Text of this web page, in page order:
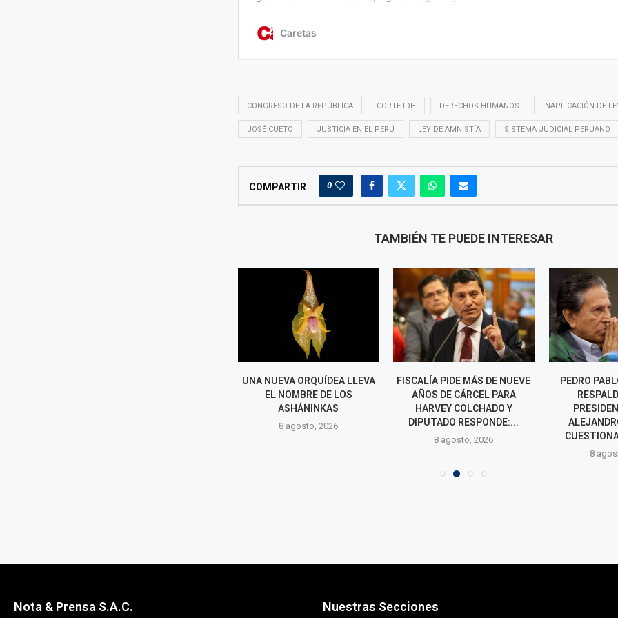
CONGRESO DE LA REPÚBLICA CORTE IDH DERECHOS HUMANOS INAPLICACIÓN DE
JOSÉ CUETO JUSTICIA EN EL PERÚ LEY DE AMNISTÍA SISTEMA JUDICIAL PERUANO
COMPARTIR 0
TAMBIÉN TE PUEDE INTERESAR
UNA NUEVA ORQUÍDEA LLEVA
EL NOMBRE DE LOS
ASHÁNINKAS
8 agosto, 2026
FISCALÍA PIDE MÁS DE NUEVE
AÑOS DE CÁRCEL PARA
HARVEY COLCHADO Y
DIPUTADO RESPONDE:...
8 agosto, 2026
PEDRO
8
Nota & Prensa S.A.C. Nuestras Secciones